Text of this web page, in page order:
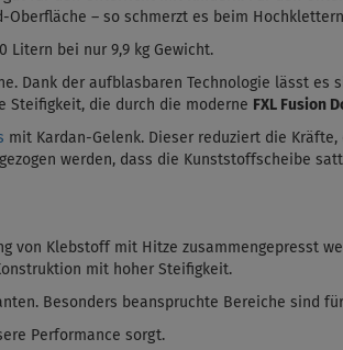
– so schmerzt es beim Hochklettern
Litern bei nur 9,9 kg Gewicht.
Dank der aufblasbaren Technologie lässt es
Steifigkeit, die durch die moderne FXL Fusion
mit Kardan-Gelenk. Dieser reduziert die
werden, dass die Kunststoffscheibe
von Klebstoff mit Hitze zusammengepresst
mit hoher Steifigkeit.
Besonders beanspruchte Bereiche sind
Performance sorgt.